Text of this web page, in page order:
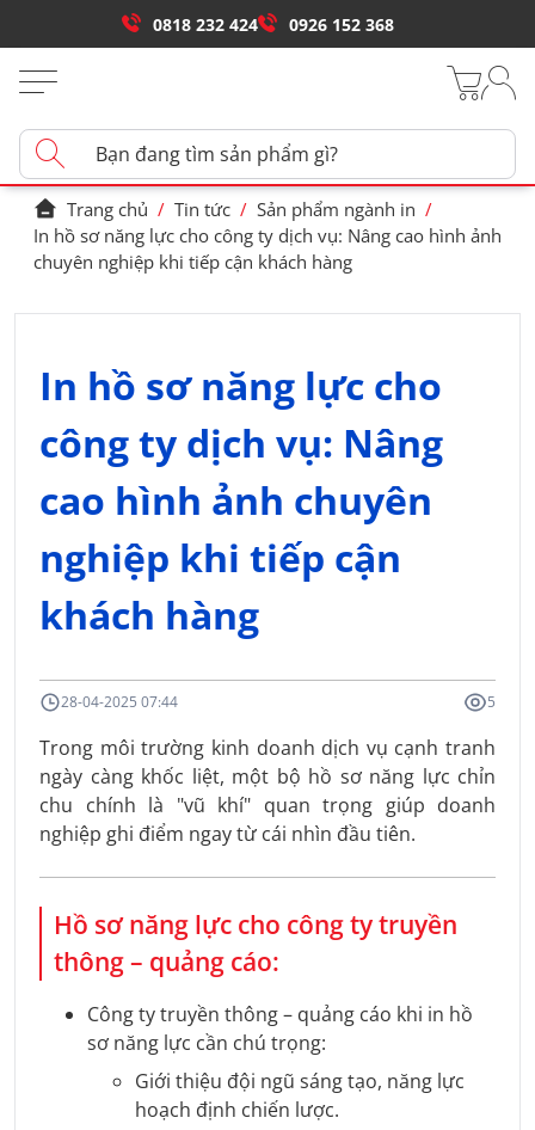
0818 232 424 0926 152 368
Trang chủ / Tin tức / Sản phẩm ngành in /
In hồ sơ năng lực cho công ty dịch vụ: Nâng cao hình ảnh
chuyên nghiệp khi tiếp cận khách hàng
In hồ sơ năng lực cho
công ty dịch vụ: Nâng
cao hình ảnh chuyên
nghiệp khi tiếp cận
khách hàng
28-04-2025 07:44 5
Trong môi trường kinh doanh dịch vụ cạnh tranh
ngày càng khốc liệt, một bộ hồ sơ năng lực chỉn
chu chính là "vũ khí" quan trọng giúp doanh
nghiệp ghi điểm ngay từ cái nhìn đầu tiên.
Hồ sơ năng lực cho công ty truyền
thông – quảng cáo:
Công ty truyền thông – quảng cáo khi in hồ
sơ năng lực cần chú trọng:
Giới thiệu đội ngũ sáng tạo, năng lực
hoạch định chiến lược.